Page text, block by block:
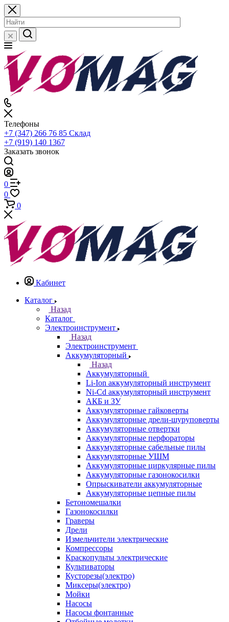
Телефоны
+7 (347) 266 76 85 Склад
+7 (919) 140 1367
Заказать звонок
0
0
0
Кабинет
Каталог
Назад
Каталог
Электроинструмент
Назад
Электроинструмент
Аккумуляторный
Назад
Аккумуляторный
Li-Ion аккумуляторный инструмент
Ni-Cd аккумуляторный инструмент
АКБ и ЗУ
Аккумуляторные гайковерты
Аккумуляторные дрели-шуруповерты
Аккумуляторные отвертки
Аккумуляторные перфораторы
Аккумуляторные сабельные пилы
Аккумуляторные УШМ
Аккумуляторные циркулярные пилы
Аккумуляторные газонокосилки
Опрыскиватели аккумуляторные
Аккумуляторные цепные пилы
Бетономешалки
Газонокосилки
Граверы
Дрели
Измельчители электрические
Компрессоры
Краскопульты электрические
Культиваторы
Кусторезы(электро)
Миксеры(электро)
Мойки
Насосы
Насосы фонтанные